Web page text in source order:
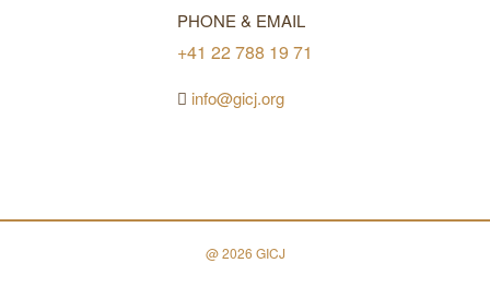
PHONE & EMAIL
+41 22 788 19 71
info@gicj.org
@ 2026 GICJ